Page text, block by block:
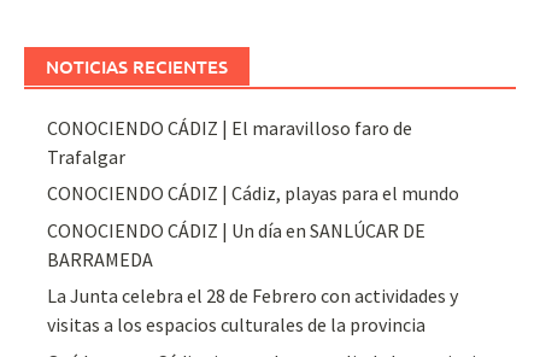
NOTICIAS RECIENTES
CONOCIENDO CÁDIZ | El maravilloso faro de
Trafalgar
CONOCIENDO CÁDIZ | Cádiz, playas para el mundo
CONOCIENDO CÁDIZ | Un día en SANLÚCAR DE
BARRAMEDA
La Junta celebra el 28 de Febrero con actividades y
visitas a los espacios culturales de la provincia